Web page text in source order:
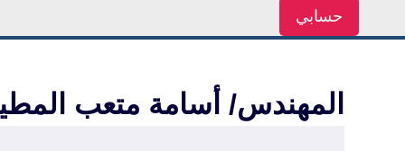
حسابي
المهندس/ أسامة متعب المطيري